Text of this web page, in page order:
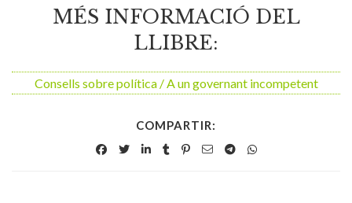
MÉS INFORMACIÓ DEL
LLIBRE:
Consells sobre política / A un governant incompetent
COMPARTIR: